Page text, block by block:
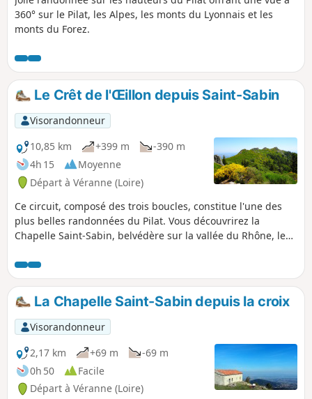
360° sur le Pilat, les Alpes, les monts du Lyonnais et les
monts du Forez.
Le Crêt de l'Œillon depuis Saint-Sabin
Visorandonneur
10,85 km
+399 m
-390 m
4h 15
Moyenne
Départ à Véranne (Loire)
Ce circuit, composé des trois boucles, constitue l'une des
plus belles randonnées du Pilat. Vous découvrirez la
Chapelle Saint-Sabin, belvédère sur la vallée du Rhône, le
émetteur de télédiffusion.
La Chapelle Saint-Sabin depuis la croix
Visorandonneur
2,17 km
+69 m
-69 m
0h 50
Facile
Départ à Véranne (Loire)